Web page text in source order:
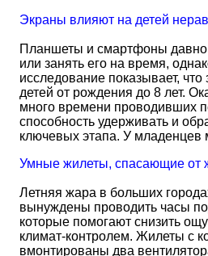
Экраны влияют на детей
Планшеты и смартфоны давно
или занять его на время,
исследование показывает,
детей от рождения до 8 лет.
много времени проводивших
способность удерживать и
ключевых этапа. У младенцев
Умные жилеты, спасающие от
Летняя жара в больших
вынуждены проводить часы
которые помогают снизить
климат-контролем. Жилеты с
вмонтированы два